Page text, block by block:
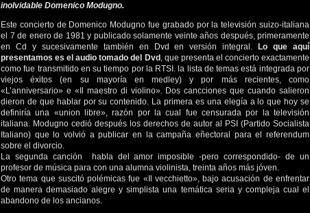
inolvidable Domenico Modugno.
Este concierto de Domenico Modugno fue grabado por la televisión suizo-italiana
el 7 de enero de 1981 y publicado solamente veinte años después, primeramente
en Cd y sucesivamente también en Dvd en versión integral.
Lo que aquí
presentamos es el audio tomado del Dvd , que presenta el concierto exactamente
como fue transmitido en su tiempo por la RTSI. la lista de temas está integrada por
viejos éxitos (en su mayoría en medley) y por más recientes, como
«L’anniversario» e «Il maestro di violino». Dos cancciones que cuando salieron
dieron de que hablar por su contenido. La primera es una elegía a lo que hoy se
definiría una «union libre», razón por la cual fue censurada por la televisión
italiana. Modugno cedió después los derechos de autor al PSI (Partido Socialista
Italiano) que lo volvió a publicar en la campaña eñectoral para el referendum
sobre el divorcio.
La segunda canción habla del amor imposible -pero correspondido- de un
profesor de música para con una alumna violinista, treinta años más jóven.
Otro tema que suscitó polémicas fue «Il vecchietto», bajo acusación de enfrentar
de manera demasiado alegre y simplista una temática seria y compleja cual el
abandono de los ancianos.